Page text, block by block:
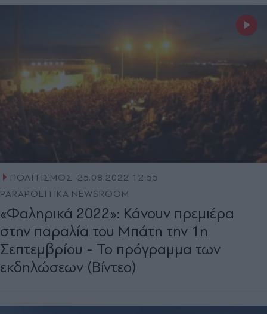
ΠΟΛΙΤΙΣΜΟΣ
25.08.2022 12:55
PARAPOLITIKA NEWSROOM
«Φαληρικά 2022»: Κάνουν πρεμιέρα
στην παραλία του Μπάτη την 1η
Σεπτεμβρίου - Το πρόγραμμα των
εκδηλώσεων (Βίντεο)